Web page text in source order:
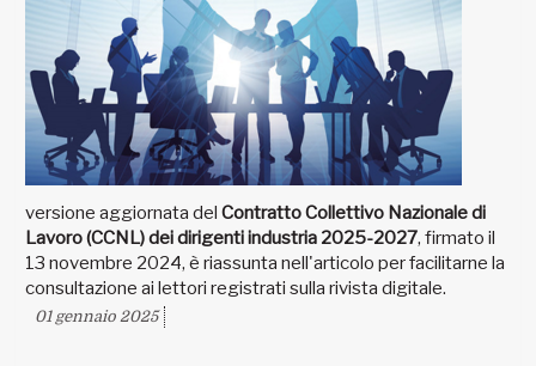
versione aggiornata del Contratto Collettivo Nazionale di
Lavoro (CCNL) dei dirigenti industria 2025-2027, firmato il
13 novembre 2024, è riassunta nell'articolo per facilitarne la
consultazione ai lettori registrati sulla rivista digitale.
01 gennaio 2025